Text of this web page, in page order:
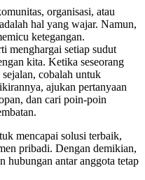
organisasi, atau
hal yang wajar. Namun,
ketegangan.
menghargai setiap sudut
kita. Ketika seseorang
cobalah untuk
ajukan pertanyaan
dan cari poin-poin
mencapai solusi terbaik,
pribadi. Dengan demikian,
hubungan antar anggota tetap